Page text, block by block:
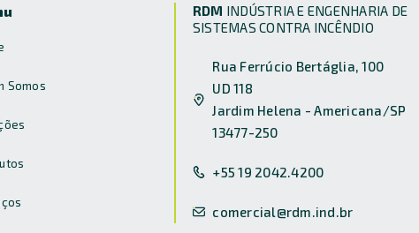
Somos
RDM INDÚSTRIA E ENGENHARIA DE
SISTEMAS CONTRA INCÊNDIO
Rua Ferrúcio Bertáglia, 100
UD 118
Jardim Helena - Americana/SP
13477-250
+55 19 2042.4200
comercial@rdm.ind.br